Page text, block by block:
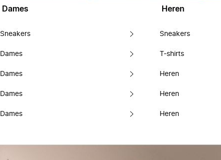
Dames
Sneakers
Dames
Dames
Dames
Dames
Heren
Sneakers
T-shirts
Heren
Heren
Heren